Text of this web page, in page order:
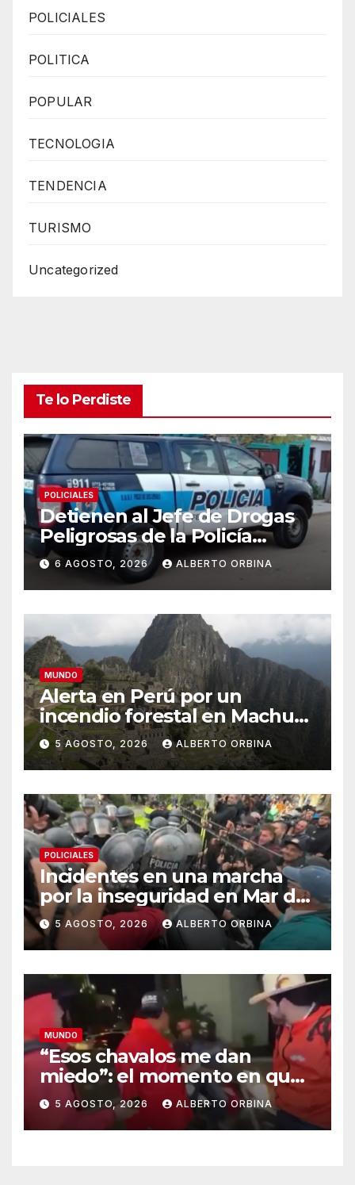
POLICIALES
POLITICA
POPULAR
TECNOLOGIA
TENDENCIA
TURISMO
Uncategorized
Te lo Perdiste
POLICIALES
Detienen al Jefe de Drogas
Peligrosas de la Policía
Federal en Córdoba: enfrenta
varios cargos
6 AGOSTO, 2026 ALBERTO ORBINA
MUNDO
Alerta en Perú por un
incendio forestal en Machu
Picchu que afecta el servicio
de trenes hacia el santuario
5 AGOSTO, 2026 ALBERTO ORBINA
POLICIALES
Incidentes en una marcha
por la inseguridad en Mar del
Plata: vecinos piden que
cambien la cúpula policial
5 AGOSTO, 2026 ALBERTO ORBINA
MUNDO
“Esos chavalos me dan
miedo”: el momento en que
los sicarios marcaron al
influencer mexicano César
Gastélum antes de asesinarlo
5 AGOSTO, 2026 ALBERTO ORBINA